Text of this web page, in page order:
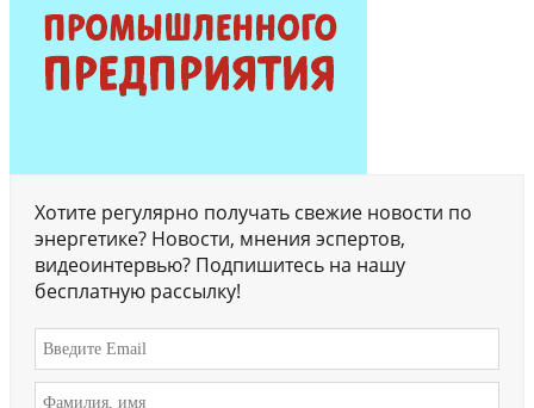
Хотите регулярно получать свежие новости по
энергетике? Новости, мнения эспертов,
видеоинтервью? Подпишитесь на нашу
бесплатную рассылку!